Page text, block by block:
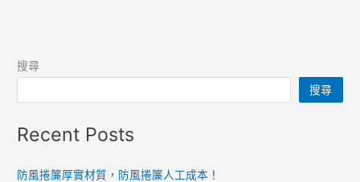
搜尋
搜尋
Recent Posts
防風捲簾厚實材質，防風捲簾人工成本！